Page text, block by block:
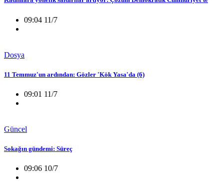
09:04 11/7
Dosya
11 Temmuz'un ardından: Gözler 'Kök Yasa'da (6)
09:01 11/7
Güncel
Sokağın gündemi: Süreç
09:06 10/7